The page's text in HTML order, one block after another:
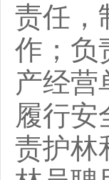
责任，
作；负
产经营
履行安
责护林